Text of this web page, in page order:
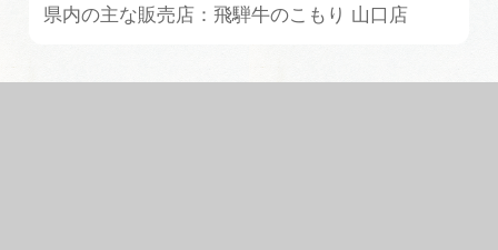
県内の主な販売店：飛騨牛のこもり 山口店